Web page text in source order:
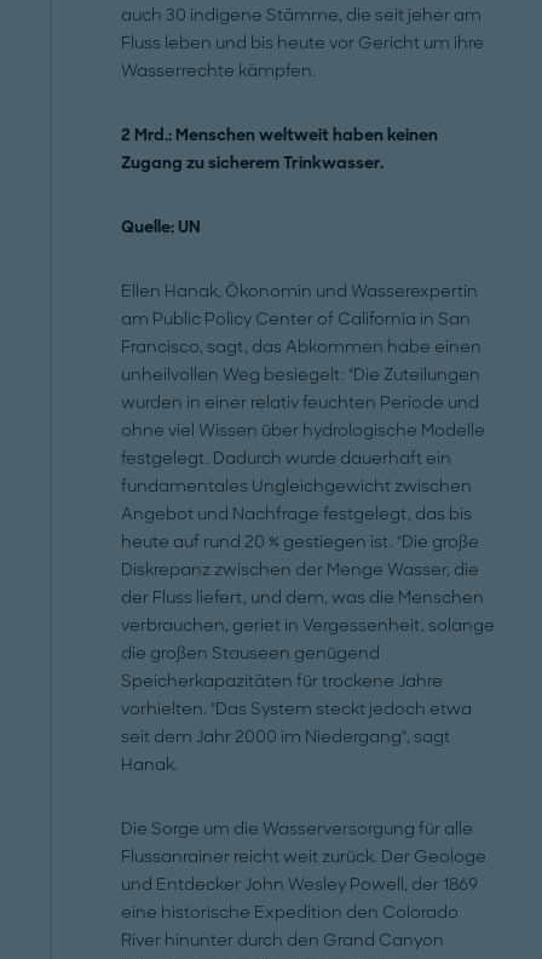
auch 30 indigene Stämme, die seit jeher am
Fluss leben und bis heute vor Gericht um ihre
Wasserrechte kämpfen.
2 Mrd.: Menschen weltweit haben keinen
Zugang zu sicherem Trinkwasser.
Quelle: UN
Ellen Hanak, Ökonomin und Wasserexpertin
am Public Policy Center of California in San
Francisco, sagt, das Abkommen habe einen
unheilvollen Weg besiegelt: "Die Zuteilungen
wurden in einer relativ feuchten Periode und
ohne viel Wissen über hydrologische Modelle
festgelegt. Dadurch wurde dauerhaft ein
fundamentales Ungleichgewicht zwischen
Angebot und Nachfrage festgelegt, das bis
heute auf rund 20 % gestiegen ist. "Die große
Diskrepanz zwischen der Menge Wasser, die
der Fluss liefert, und dem, was die Menschen
verbrauchen, geriet in Vergessenheit, solange
die großen Stauseen genügend
Speicherkapazitäten für trockene Jahre
vorhielten. "Das System steckt jedoch etwa
seit dem Jahr 2000 im Niedergang", sagt
Hanak.
Die Sorge um die Wasserversorgung für alle
Flussanrainer reicht weit zurück. Der Geologe
und Entdecker John Wesley Powell, der 1869
eine historische Expedition den Colorado
River hinunter durch den Grand Canyon